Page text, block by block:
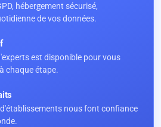
hébergement sécurisé,
de vos données.
est disponible pour vous
chaque étape.
nous font confiance